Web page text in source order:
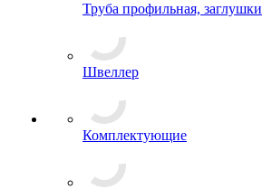
Труба профильная, заглушки
Швеллер
Комплектующие